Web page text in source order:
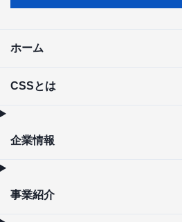
ホーム
CSSとは
企業情報
事業紹介